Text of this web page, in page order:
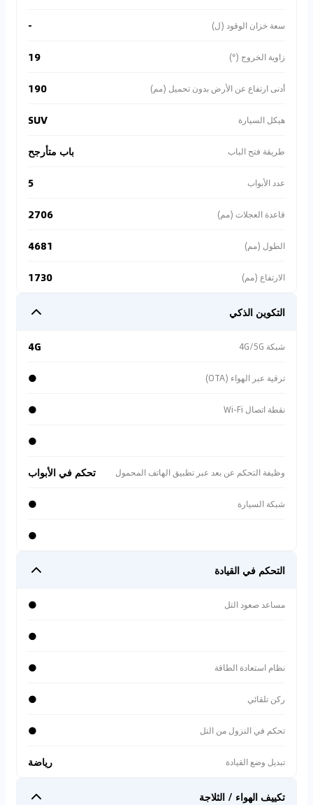
سعة خزان الوقود (ل) -
زاوية الخروج (°) 19
أدنى ارتفاع عن الأرض بدون تحميل (مم) 190
هيكل السيارة SUV
طريقة فتح الباب باب متأرجح
عدد الأبواب 5
قاعدة العجلات (مم) 2706
الطول (مم) 4681
الارتفاع (مم) 1730
التكوين الذكي
شبكة 4G/5G 4G
ترقية عبر الهواء (OTA) ●
نقطة اتصال Wi-Fi ●
●
وظيفة التحكم عن بعد عبر تطبيق الهاتف المحمول تحكم في الأبواب
شبكة السيارة ●
●
التحكم في القيادة
مساعد صعود التل ●
●
نظام استعادة الطاقة ●
ركن تلقائي ●
تحكم في النزول من التل ●
تبديل وضع القيادة رياضة
تكييف الهواء / الثلاجة